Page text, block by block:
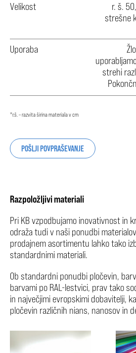
Velikost
r. š.
strešne
Uporaba
strehi
*r.š. – razvita širina materiala v cm
POŠLJI POVPRAŠEVANJE
Razpoložljivi materiali
Pri KB vzpodbujamo inovativnost in
odraža tudi v naši ponudbi
prodajnem asortimentu lahko tako
standardnimi materiali.
Ob standardni ponudbi pločevin,
barvami po RAL-lestvici, prav tako
in največjimi evropskimi dobavitelji,
pločevin različnih nians, nanosov in